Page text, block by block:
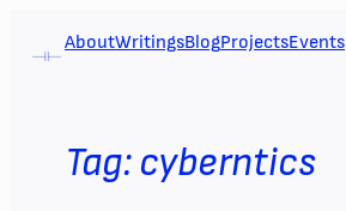
AboutWritingsBlogProjectsEvents
Tag: cyberntics